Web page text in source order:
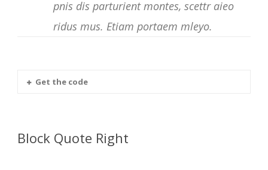
pnis dis parturient montes, scettr aieo
ridus mus. Etiam portaem mleyo.
Get the code
Block Quote Right